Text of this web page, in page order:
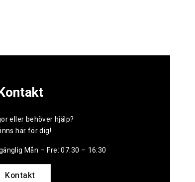
eller behöver hjälp?
här för dig!
Mån – Fre: 07:30 – 16:30
Kontakt